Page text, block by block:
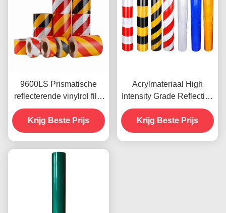
9600LS Prismatische
reflecterende vinylrol film
hoge intensiteit
Krijg Beste Prijs
Acrylmateriaal High
Intensity Grade Reflective
Slant Strip Film 9300s
Voor auto-stickers
Krijg Beste Prijs